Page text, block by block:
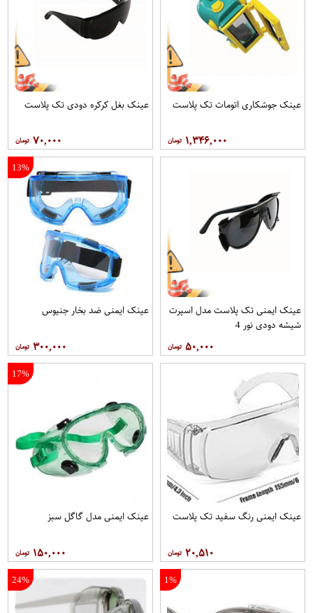
عینک جوشکاری اتومات تک پلاست
۱,۳۴۶,۰۰۰
عینک بغل کرکره دودی تک پلاست
۷۰,۰۰۰
عینک ایمنی تک پلاست مدل اسپرت
شیشه دودی نور 4
۵۰,۰۰۰
13%
عينک ایمنی ضد بخار جنیوس
۳۰۰,۰۰۰
عينک ایمنی رنگ سفيد تک پلاست
۲۰,۵۱۰
17%
عينک ایمنی مدل گاگل سبز
۱۵۰,۰۰۰
1%
24%